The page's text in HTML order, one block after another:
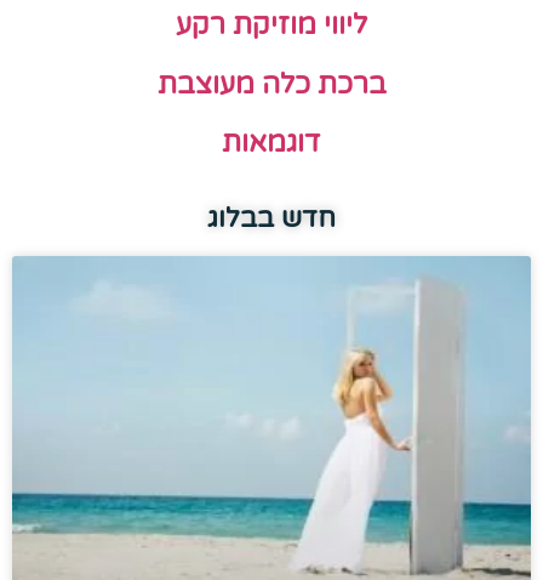
ליווי מוזיקת רקע
ברכת כלה מעוצבת
דוגמאות
חדש בבלוג